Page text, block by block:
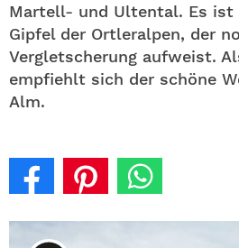
Martell- und Ultental. Es
Gipfel der Ortleralpen, der
Vergletscherung aufweist.
empfiehlt sich der schöne
Alm.